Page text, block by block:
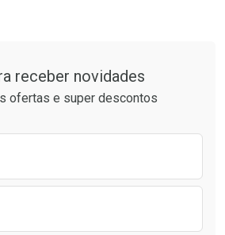
receber novidades
ofertas e super descontos